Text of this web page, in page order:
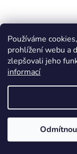
Používáme
prohlížení webu a
zlepšovali jeho
informací